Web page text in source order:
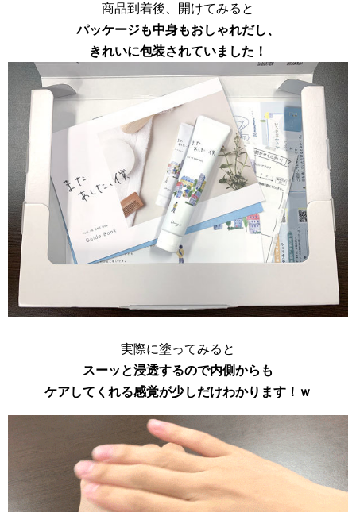
商品到着後、開けてみると
パッケージも中身もおしゃれだし、
きれいに包装されていました！
実際に塗ってみると
スーッと浸透するので内側からも
ケアしてくれる感覚が少しだけわかります！ｗ